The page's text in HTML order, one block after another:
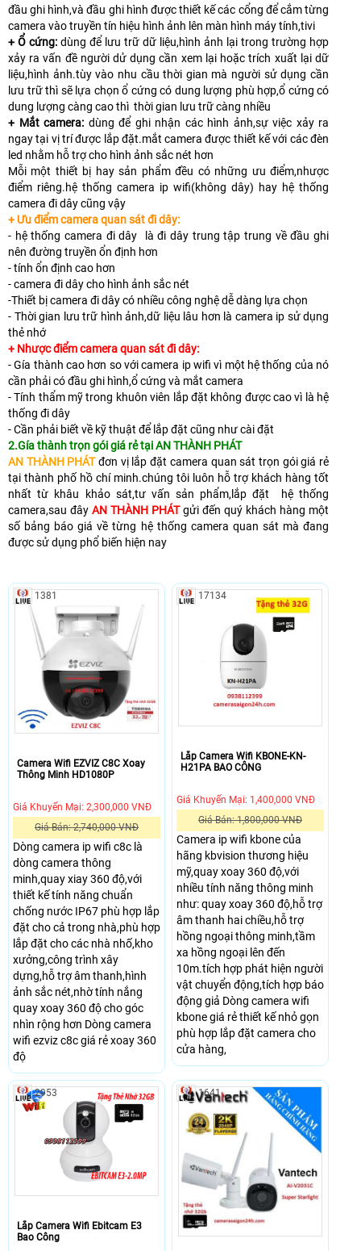
đầu ghi hình,và đầu ghi hình được thiết kế các cổng để cắm từng
camera vào truyền tín hiệu hình ảnh lên màn hình máy tính,tivi
+ Ổ cứng: dùng để lưu trữ dữ liệu,hình ảnh lại trong trường hợp
xảy ra vấn đề người dử dụng cần xem lại hoặc trích xuất lại dữ
liệu,hình ảnh.tùy vào nhu cầu thời gian mà người sử dụng cần
lưu trữ thì sẽ lựa chọn ổ cứng có dung lượng phù hợp,ổ cứng có
dung lượng càng cao thì thời gian lưu trữ càng nhiều
+ Mắt camera: dùng để ghi nhận các hình ảnh,sự việc xảy ra
ngay tại vị trí được lắp đặt.mắt camera được thiết kế với các đèn
led nhằm hỗ trợ cho hình ảnh sắc nét hơn
Mỗi một thiết bị hay sản phẩm đều có những ưu điểm,nhược
điểm riêng.hệ thống camera ip wifi(không dây) hay hệ thống
camera đi dây cũng vậy
+ Ưu điểm camera quan sát đi dây:
- hệ thống camera đi dây là đi dây trung tập trung về đầu ghi
nên đường truyền ổn định hơn
- tính ổn định cao hơn
- camera đi dây cho hình ảnh sắc nét
-Thiết bị camera đi dây có nhiều công nghệ dễ dàng lựa chọn
- Thời gian lưu trữ hình ảnh,dữ liệu lâu hơn là camera ip sử dụng
thẻ nhớ
+ Nhược điểm camera quan sát đi dây:
- Gía thành cao hơn so với camera ip wifi vì một hệ thống của nó
cần phải có đầu ghi hình,ổ cứng và mắt camera
- Tính thẩm mỹ trong khuôn viên lắp đặt không được cao vì là hệ
thống đi dây
- Cần phải biết về kỹ thuật để lắp đặt cũng như cài đặt
2.Gía thành trọn gói giá rẻ tại AN THÀNH PHÁT
AN THÀNH PHÁTđơn vị lắp đặt camera quan sát trọn gói giá rẻ
tại thành phố hồ chí minh.chúng tôi luôn hỗ trợ khách hàng tốt
nhất từ khâu khảo sát,tư vấn sản phẩm,lắp đặt hệ thống
camera,sau đây AN THÀNH PHÁTgửi đến quý khách hàng một
số bảng báo giá về từng hệ thống camera quan sát mà đang
được sử dụng phổ biến hiện nay
Camera Wifi EZVIZ C8C Xoay
Thông Minh HD1080P
Giá Khuyến Mại: 2,300,000 VNĐ
Giá Bán: 2,740,000 VNĐ
Dòng camera ip wifi c8c là
dòng camera thông
minh,quay xiay 360 độ,với
thiết kế tính năng chuẩn
chống nước IP67 phù hợp lắp
đặt cho cả trong nhà,phù hợp
lắp đặt cho các nhà nhố,kho
xưởng,công trình xây
dựng,hỗ trợ âm thanh,hình
ảnh sắc nét,nhờ tính nắng
quay xoay 360 độ cho góc
nhìn rộng hơn Dòng camera
wifi ezviz c8c giá rẻ xoay 360
độ
1381
Lắp Camera Wifi KBONE-KN-
H21PA BAO CÔNG
Giá Khuyến Mại: 1,400,000 VNĐ
Giá Bán: 1,800,000 VNĐ
Camera ip wifi kbone của
hãng kbvision thương hiệu
mỹ,quay xoay 360 độ,với
nhiều tính năng thông minh
như: quay xoay 360 độ,hỗ trợ
âm thanh hai chiều,hỗ trợ
hồng ngoại thông minh,tầm
xa hồng ngoại lên đến
10m.tích hợp phát hiện người
vật chuyển động,tích hợp báo
động giả Dòng camera wifi
kbone giá rẻ thiết kế nhỏ gọn
phù hợp lắp đặt camera cho
cửa hàng,
17134
Lắp Camera Wifi Ebitcam E3
Bao Công
2953 1641